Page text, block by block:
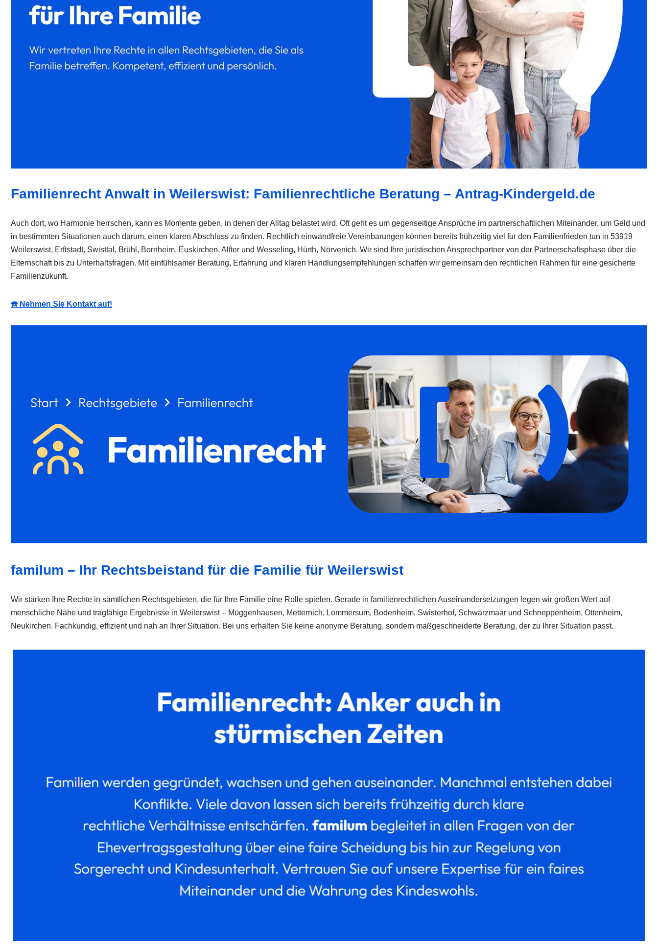
Familienrecht Anwalt in Weilerswist: Familienrechtliche Beratung – Antrag-Kindergeld.de
Auch dort, wo Harmonie herrschen, kann es Momente geben, in denen der Alltag belastet wird. Oft geht es um gegenseitige Ansprüche im partnerschaftlichen Miteinander, um Geld und
in bestimmten Situationen auch darum, einen klaren Abschluss zu finden. Rechtlich einwandfreie Vereinbarungen können bereits frühzeitig viel für den Familienfrieden tun in 53919
Weilerswist, Erftstadt, Swisttal, Brühl, Bornheim, Euskirchen, Alfter und Wesseling, Hürth, Nörvenich. Wir sind Ihre juristischen Ansprechpartner von der Partnerschaftsphase über die
Elternschaft bis zu Unterhaltsfragen. Mit einfühlsamer Beratung, Erfahrung und klaren Handlungsempfehlungen schaffen wir gemeinsam den rechtlichen Rahmen für eine gesicherte
Familienzukunft.
☎️ Nehmen Sie Kontakt auf!
familum – Ihr Rechtsbeistand für die Familie für Weilerswist
Wir stärken Ihre Rechte in sämtlichen Rechtsgebieten, die für Ihre Familie eine Rolle spielen. Gerade in familienrechtlichen Auseinandersetzungen legen wir großen Wert auf
menschliche Nähe und tragfähige Ergebnisse in Weilerswist – Müggenhausen, Metternich, Lommersum, Bodenheim, Swisterhof, Schwarzmaar und Schneppenheim, Ottenheim,
Neukirchen. Fachkundig, effizient und nah an Ihrer Situation. Bei uns erhalten Sie keine anonyme Beratung, sondern maßgeschneiderte Beratung, der zu Ihrer Situation passt.